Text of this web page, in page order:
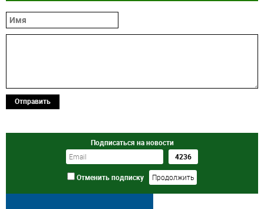
Отправить
Подписаться на новости
Отменить подписку